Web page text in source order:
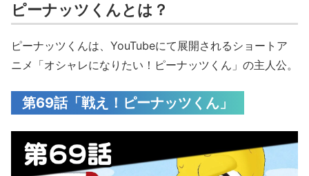
ピーナッツくんとは？
ピーナッツくんは、YouTubeにて展開されるショートア
ニメ「オシャレになりたい！ピーナッツくん」の主人公。
第69話「戦え！ピーナッツくん」